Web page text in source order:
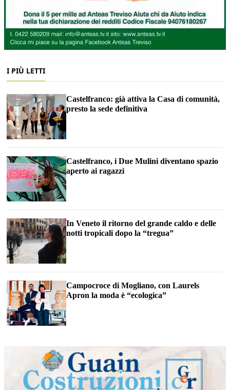
I PIÙ LETTI
Castelfranco: già attiva la Casa di comunità,
presto la sede definitiva
Castelfranco, i Due Mulini diventano spazio
aperto ai ragazzi
In Veneto il ritorno del grande caldo e delle
notti tropicali dopo la “tregua”
Campocroce di Mogliano, con Laurels
Apron la moda è “ecologica”